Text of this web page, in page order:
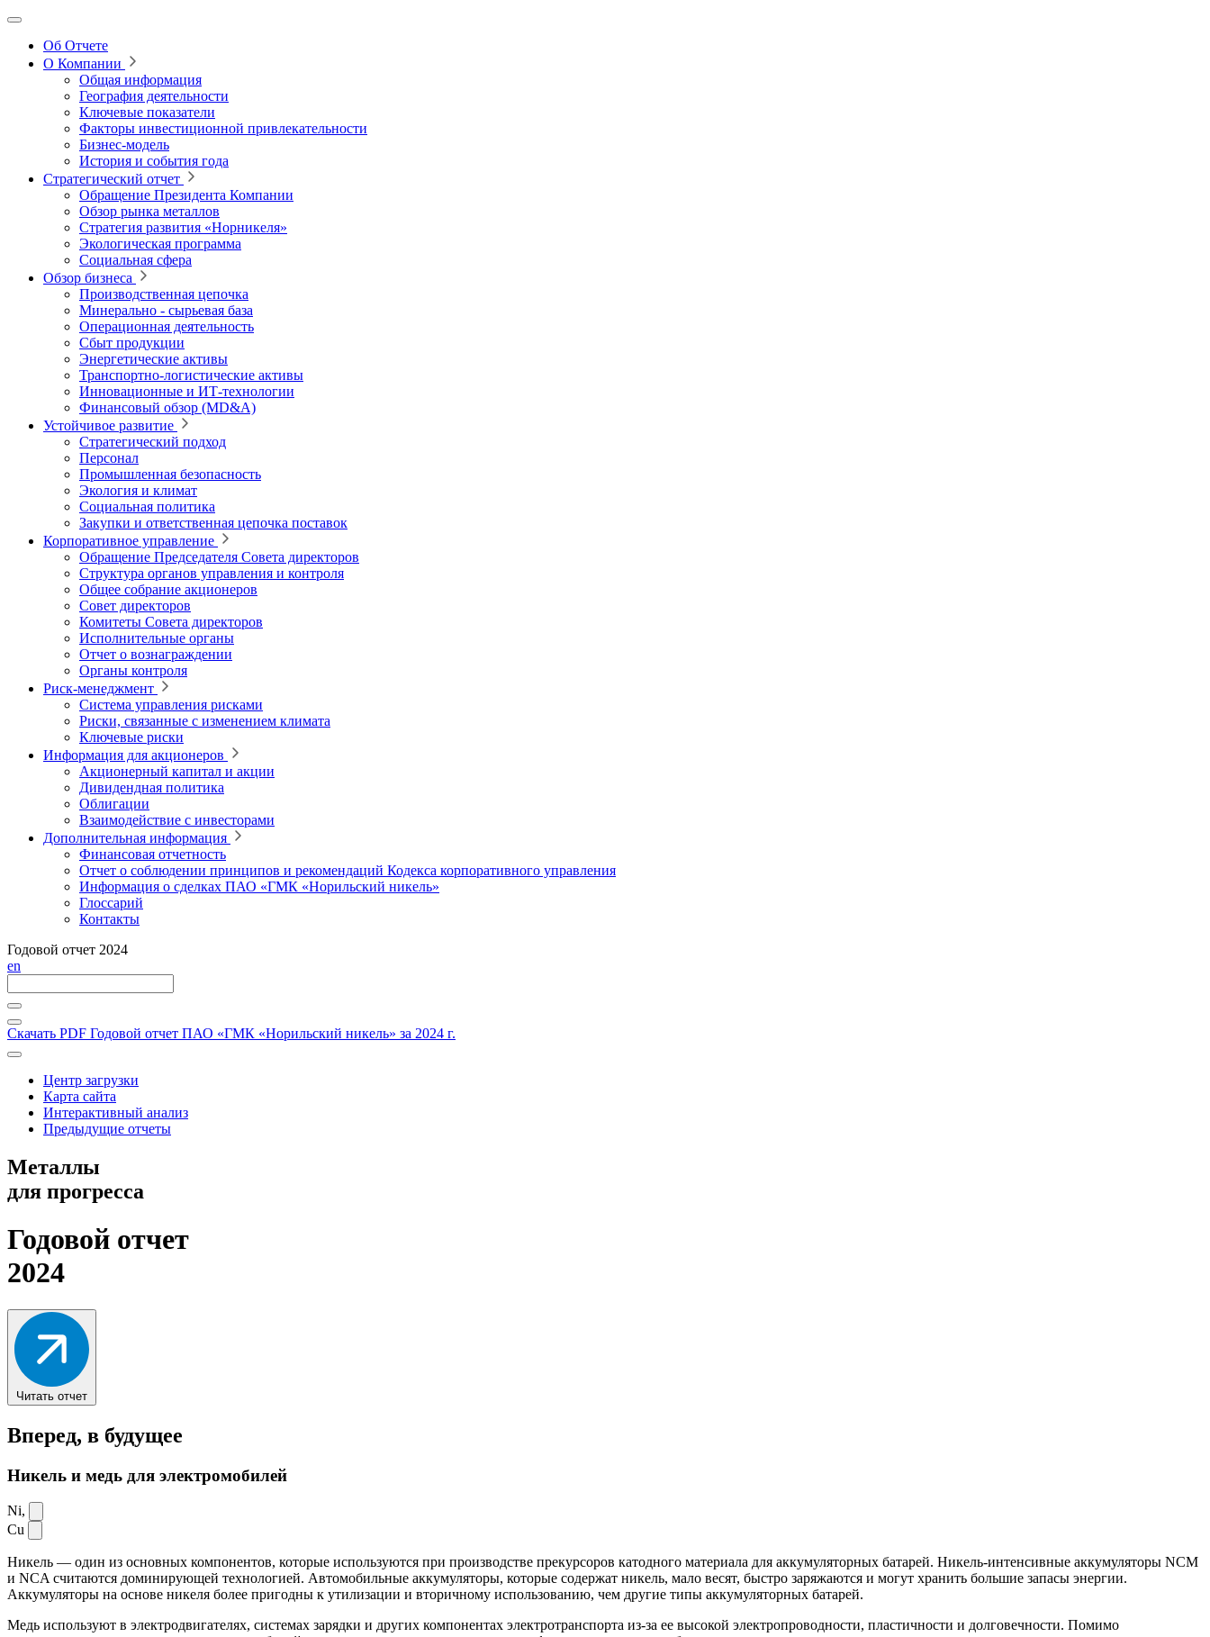
Об Отчете
О Компании
Общая информация
География деятельности
Ключевые показатели
Факторы инвестиционной привлекательности
Бизнес-модель
История и события года
Стратегический отчет
Обращение Президента Компании
Обзор рынка металлов
Стратегия развития «Норникеля»
Экологическая программа
Социальная сфера
Обзор бизнеса
Производственная цепочка
Минерально ‑ сырьевая база
Операционная деятельность
Сбыт продукции
Энергетические активы
Транспортно-логистические активы
Инновационные и ИТ‑технологии
Финансовый обзор (MD&A)
Устойчивое развитие
Стратегический подход
Персонал
Промышленная безопасность
Экология и климат
Социальная политика
Закупки и ответственная цепочка поставок
Корпоративное управление
Обращение Председателя Совета директоров
Структура органов управления и контроля
Общее собрание акционеров
Совет директоров
Комитеты Совета директоров
Исполнительные органы
Отчет о вознаграждении
Органы контроля
Риск-менеджмент
Система управления рисками
Риски, связанные с изменением климата
Ключевые риски
Информация для акционеров
Акционерный капитал и акции
Дивидендная политика
Облигации
Взаимодействие с инвесторами
Дополнительная информация
Финансовая отчетность
Отчет о соблюдении принципов и рекомендаций Кодекса корпоративного управления
Информация о сделках ПАО «ГМК «Норильский никель»
Глоссарий
Контакты
Годовой отчет 2024
en
Скачать PDF Годовой отчет ПАО «ГМК «Норильский никель» за 2024 г.
Центр загрузки
Карта сайта
Интерактивный анализ
Предыдущие отчеты
Металлы
для прогресса
Годовой отчет
2024
Читать отчет
Вперед, в будущее
Никель и медь для электромобилей
Ni,
Cu
Никель — один из основных компонентов, которые используются при производстве прекурсоров катодного материала для аккумуляторных батарей. Никель-интенсивные аккумуляторы NCM
и NCA считаются доминирующей технологией. Автомобильные аккумуляторы, которые содержат никель, мало весят, быстро заряжаются и могут хранить большие запасы энергии.
Аккумуляторы на основе никеля более пригодны к утилизации и вторичному использованию, чем другие типы аккумуляторных батарей.
Медь используют в электродвигателях, системах зарядки и других компонентах электротранспорта из-за ее высокой электропроводности, пластичности и долговечности. Помимо